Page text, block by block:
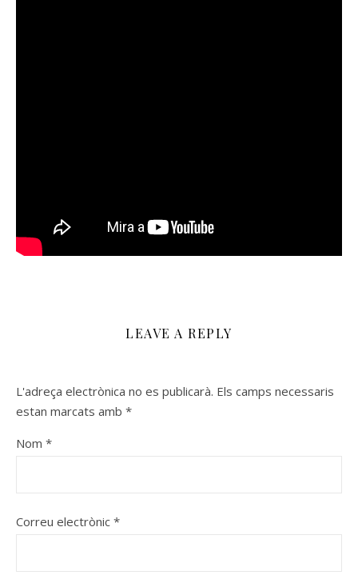
LEAVE A REPLY
L'adreça electrònica no es publicarà. Els camps necessaris
estan marcats amb *
Nom *
Correu electrònic *